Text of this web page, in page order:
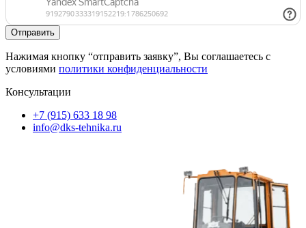
Нажимая кнопку “отправить заявку”, Вы соглашаетесь с
условиями политики конфиденциальности
Консультации
+7 (915) 633 18 98
info@dks-tehnika.ru